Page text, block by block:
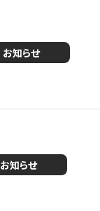
お知らせ
お知らせ